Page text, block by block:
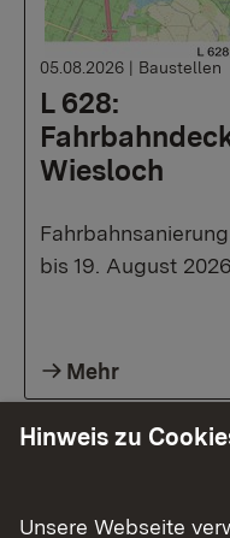
L 628:
Wiesloch
05.08.2026 | Baustellen
bis 19. August
Mehr
Hinweis zu
Unsere Webseite